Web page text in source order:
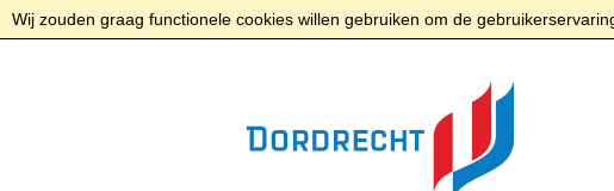
Wij zouden graag functionele cookies willen gebruiken om de